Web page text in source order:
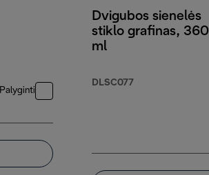
Palyginti
Dvigubos sienelės
stiklo grafinas, 360
ml
DLSC077